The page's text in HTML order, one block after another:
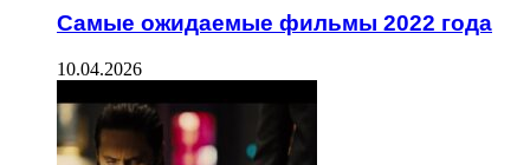
Самые ожидаемые фильмы 2022 года
10.04.2026